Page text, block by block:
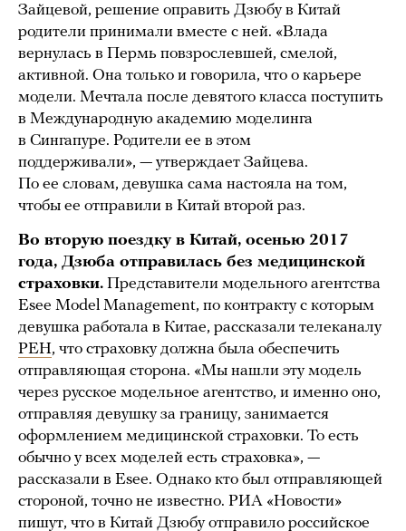
Зайцевой, решение оправить Дзюбу в Китай
родители принимали вместе с ней. «Влада
вернулась в Пермь повзрослевшей, смелой,
активной. Она только и говорила, что о карьере
модели. Мечтала после девятого класса поступить
в Международную академию моделинга
в Сингапуре. Родители ее в этом
поддерживали», — утверждает Зайцева.
По ее словам, девушка сама настояла на том,
чтобы ее отправили в Китай второй раз.
Во вторую поездку в Китай, осенью 2017
года, Дзюба отправилась без медицинской
страховки. Представители модельного агентства
Esee Model Management, по контракту с которым
девушка работала в Китае, рассказали телеканалу
РЕН, что страховку должна была обеспечить
отправляющая сторона. «Мы нашли эту модель
через русское модельное агентство, и именно оно,
отправляя девушку за границу, занимается
оформлением медицинской страховки. То есть
обычно у всех моделей есть страховка», —
рассказали в Esee. Однако кто был отправляющей
стороной, точно не известно. РИА «Новости»
пишут, что в Китай Дзюбу отправило российское